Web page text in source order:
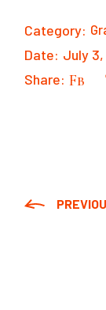
Category:
Date: July
Share: Fb